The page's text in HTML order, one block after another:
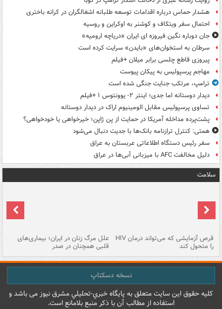
هشدار حماس درباره اقدامات توسعه طلبانه اشغالگران در کرانه باختری
احتمال سفر ویتکاف و کوشنر به اوکراین و روسیه
جان دوباره نگین فیروزه ای ایران «دریاچه ارومیه»
سرطان به استخوان‌های «بایدن» سرایت کرده است
پیروزی قاطع چلسی برابر میلان +فیلم
مهاجم پرسپولیس به پیکان پیوست
ترامپ، مرتکب جنایت جنگی شده است
دیدار دوستانه اما جدی؛ اینتر ۲- یوونتوس ۱ +فیلم
تساوی پرسپولیس مقابل الومینیوم اراک در دیدار دوستانه
پشت‌پرده مداخله آمریکا در حمایت از یِن ژاپن؛ خیرخواهی یا خودخواهی؟
همتی: کنترل ترازنامه بانک‌ها با جدیت دنبال می‌شود
سفر رئیس دستگاه اطلاعاتی عربستان به عراق
دلیل مخالفت AFC با میزبانی آبی‌ها در عراق
سلامت
قرص آزمایشی که می‌تواند درمان HIV
را متحول کند
علل مرگ زنان در ایران؛ بیماری‌های
قلبی همچنان در صدر
نسخه دسکتاپ
کليه حقوق اين سايت متعلق به پایگاه خبري-تحليلي مشرق نيوز می باشد و
استفاده از مطالب آن با ذکر منبع بلامانع است.